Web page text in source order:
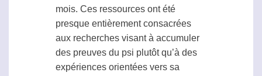
mois. Ces ressources ont été
presque entièrement consacrées
aux recherches visant à accumuler
des preuves du psi plutôt qu’à des
expériences orientées vers sa